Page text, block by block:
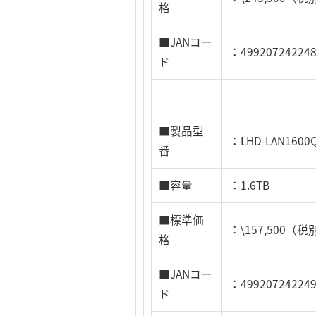
格
■JANコー
ド
：
■製品型
番
：LHD-
■容量 ：1.6TB
■標準価
格
：\157,500（税別
■JANコー
ド
：